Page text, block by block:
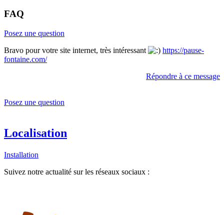
FAQ
Posez une question
Bravo pour votre site internet, très intéressant
https://pause-
fontaine.com/
Répondre à ce message
Posez une question
Localisation
Installation
Suivez notre actualité sur les réseaux sociaux :